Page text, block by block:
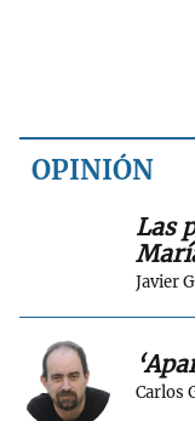
OPINIÓN
Javier
Las
Carlos